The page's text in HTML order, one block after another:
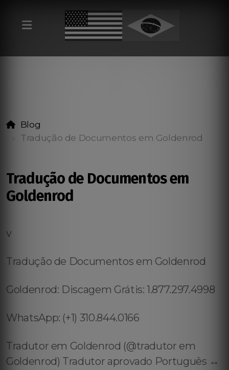
Blog
Tradução de Documentos em Goldenrod
Tradução de Documentos em
Goldenrod
v
Tradução de Documentos em Goldenrod
Goldenrod: Discagem Grátis: 1.877.297.4998
WhatsApp: (+1) 310.844.0166
Tradutor em Goldenrod (@tradutor em
Goldenrod) Tradutor aprovado Português ↔️